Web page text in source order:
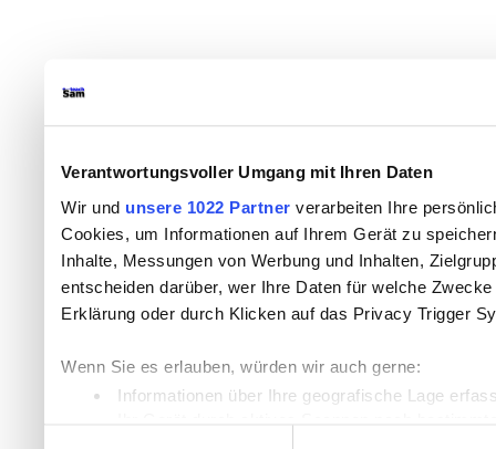
Verantwortungsvoller Umgang mit Ihren Daten
Wir und unsere 1022 Partner verarbeiten Ihre
Cookies, um Informationen auf Ihrem Gerät zu
Inhalte, Messungen von Werbung und Inhalten,
entscheiden darüber, wer Ihre Daten für welche
Erklärung oder durch Klicken auf das Privacy Trigger
Wenn Sie es erlauben, würden wir auch gerne:
Informationen über Ihre geografische Lage
Ihr Gerät durch aktives Scannen nach